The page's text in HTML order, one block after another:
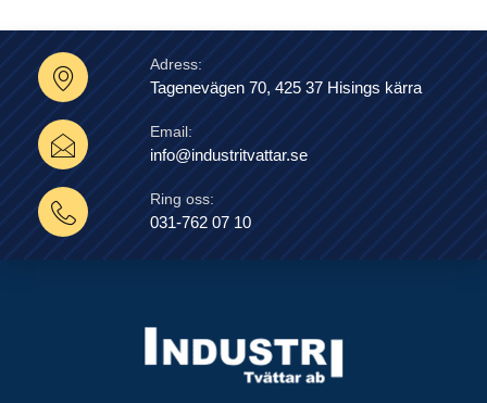
Adress:
Tagenevägen 70, 425 37 Hisings kärra
Email:
info@industritvattar.se
Ring oss:
031-762 07 10